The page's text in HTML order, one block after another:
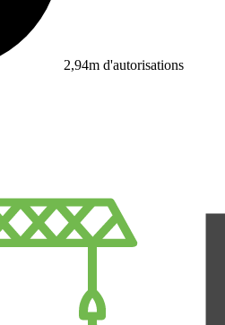
2,94m d'autorisations